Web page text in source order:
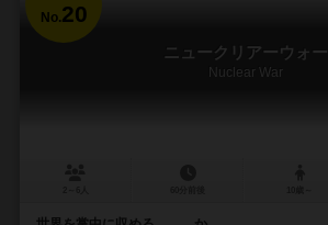
No.20
ニュークリアーウォー
Nuclear War